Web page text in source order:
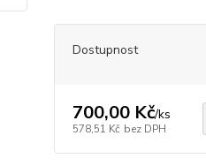
Dostupnost
700,00 Kč/ks
578,51 Kč bez DPH